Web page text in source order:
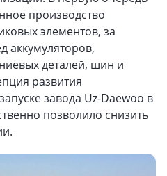
производство
элементов, за
аккумуляторов,
деталей, шин и
развития
завода Uz-Daewoo в
позволило снизить